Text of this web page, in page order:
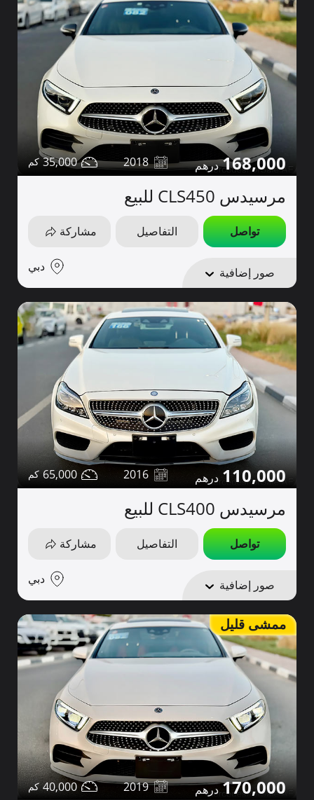
168,000
2018
35,000
مرسيدس CLS450 للبيع
تواصل التفاصيل مشاركة
صور إضافية دبي
110,000
2016
65,000
مرسيدس CLS400 للبيع
تواصل التفاصيل مشاركة
صور إضافية دبي
ممشى قليل
170,000
2019
40,000